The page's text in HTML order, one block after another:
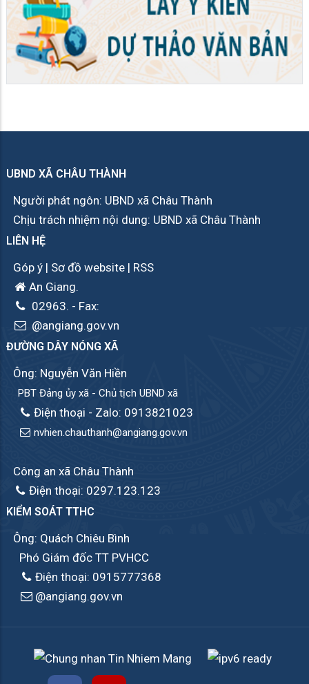
UBND XÃ CHÂU THÀNH
Người phát ngôn: UBND xã Châu Thành
Chịu trách nhiệm nội dung: UBND xã Châu Thành
LIÊN HỆ
Góp ý | Sơ đồ website | RSS
An Giang.
02963. - Fax:
@angiang.gov.vn
ĐƯỜNG DÂY NÓNG XÃ
Ông: Nguyễn Văn Hiền
PBT Đảng ủy xã - Chủ tịch UBND xã
Điện thoại - Zalo: 0913821023
nvhien.chauthanh@angiang.gov.vn
Công an xã Châu Thành
Điện thoại: 0297.123.123
KIỂM SOÁT TTHC
Ông: Quách Chiêu Bình
Phó Giám đốc TT PVHCC
Điện thoại: 0915777368
@angiang.gov.vn